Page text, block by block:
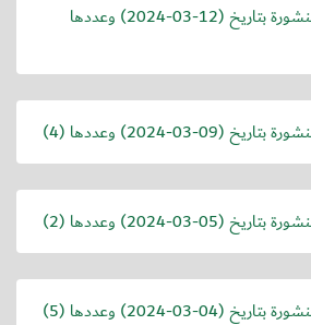
بتاريخ (2024-03-12) وعددها
بتاريخ (2024-03-09) وعددها (4)
بتاريخ (2024-03-05) وعددها (2)
بتاريخ (2024-03-04) وعددها (5)